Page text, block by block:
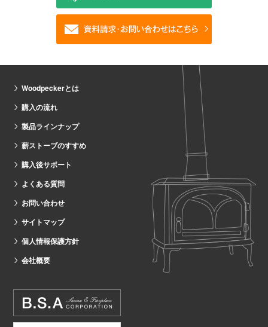
Woodpeckerとは
購入の流れ
製品ラインナップ
薪ストーブのすすめ
購入後サポート
よくある質問
お問い合わせ
サイトマップ
個人情報保護方針
会社概要